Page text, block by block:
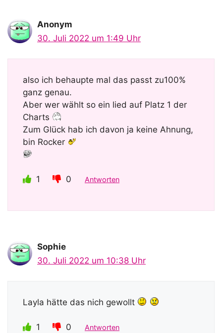
Anonym
30. Juli 2022 um 1:49 Uhr
also ich behaupte mal das passt zu100%
ganz genau.
Aber wer wählt so ein lied auf Platz 1 der
Charts
Zum Glück hab ich davon ja keine Ahnung,
bin Rocker
1 0 Antworten
Sophie
30. Juli 2022 um 10:38 Uhr
Layla hätte das nich gewollt
1 0 Antworten